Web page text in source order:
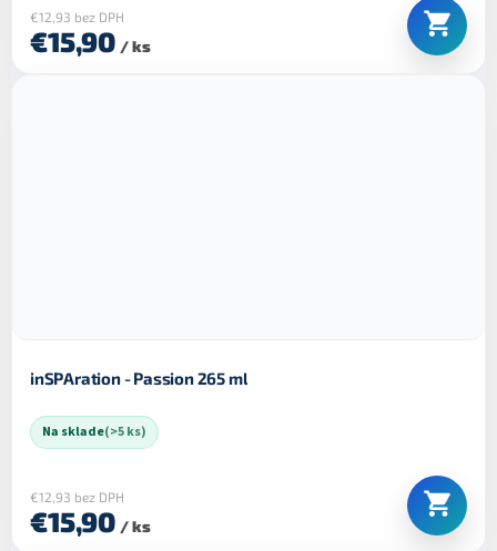
€12,93 bez DPH
€15,90 / ks
inSPAration - Passion 265 ml
Na sklade(>5 ks)
€12,93 bez DPH
€15,90 / ks